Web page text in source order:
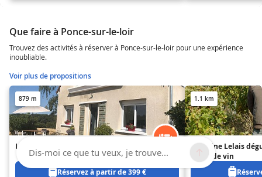
Que faire à Ponce-sur-le-loir
Trouvez des activités à réserver à Ponce-sur-le-loir pour une expérience
inoubliable.
Voir plus de propositions
879 m
Les Loges
Réservez à partir de 399 €
1.1 km
Domaine Lelais
vente de vin
Dis-moi ce que tu veux, je trouve...